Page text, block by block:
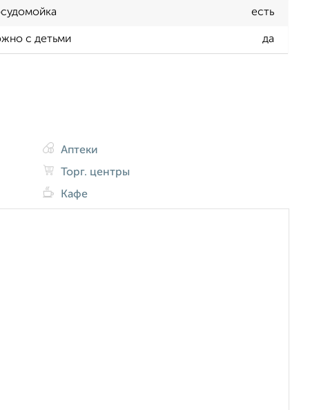
есть
с детьми да
Аптеки
Торг. центры
Кафе